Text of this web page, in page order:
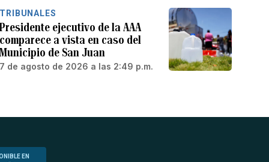
TRIBUNALES
Presidente ejecutivo de la AAA
comparece a vista en caso del
Municipio de San Juan
7 de agosto de 2026 a las 2:49 p.m.
EN